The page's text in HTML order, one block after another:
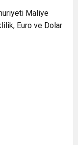
Maliye
Euro ve Dolar